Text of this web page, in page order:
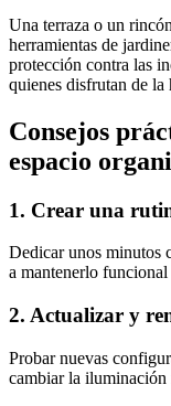
Una terraza o un
herramientas de
protección contra las
quienes disfrutan de la
Consejos
espacio
1. Crear una
Dedicar unos minutos
a mantenerlo funcional
2. Actualizar y
Probar nuevas
cambiar la